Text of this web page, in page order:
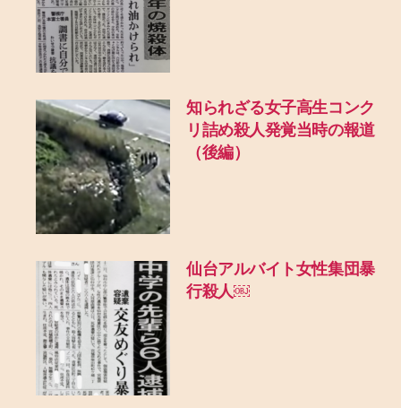
知られざる女子高生コンク
リ詰め殺人発覚当時の報道
（後編）
仙台アルバイト女性集団暴
行殺人￼